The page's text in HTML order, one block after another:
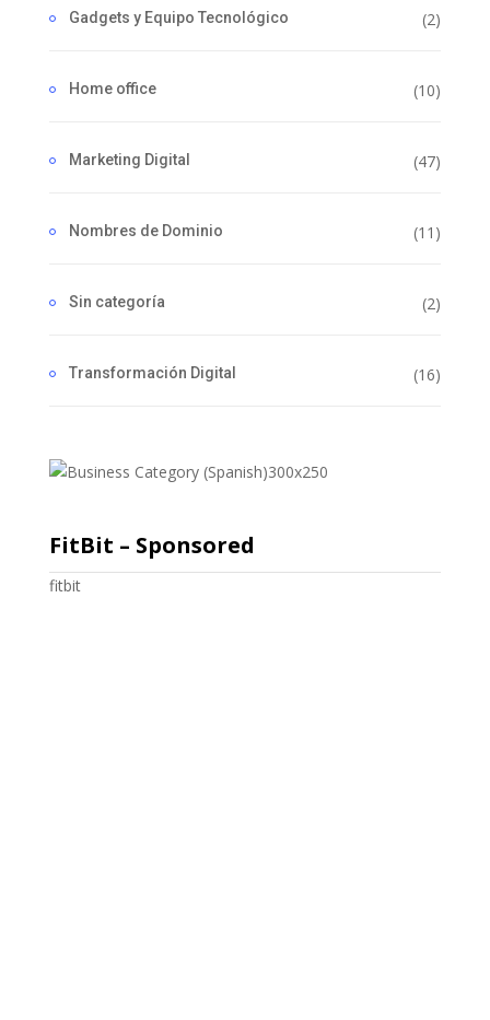
Gadgets y Equipo Tecnológico (2)
Home office (10)
Marketing Digital (47)
Nombres de Dominio (11)
Sin categoría (2)
Transformación Digital (16)
FitBit – Sponsored
fitbit